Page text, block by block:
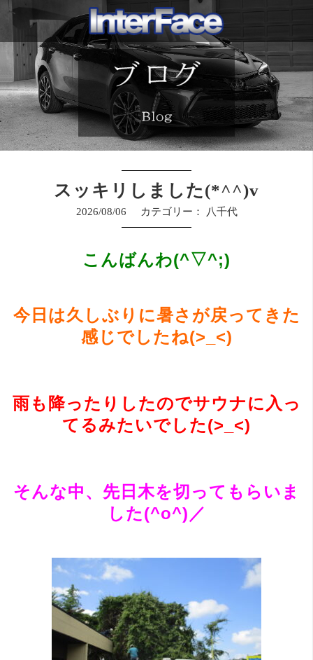
スッキリしました(*^^)v
2026/08/06 カテゴリー： 八千代
こんばんわ(^▽^;)
今日は久しぶりに暑さが戻ってきた
感じでしたね(>_<)
雨も降ったりしたのでサウナに入っ
てるみたいでした(>_<)
そんな中、先日木を切ってもらいま
した(^o^)／